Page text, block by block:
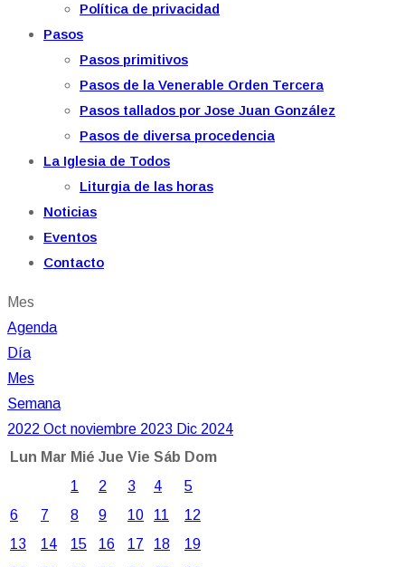
Política de privacidad
Pasos
Pasos primitivos
Pasos de la Venerable Orden Tercera
Pasos tallados por Jose Juan González
Pasos de diversa procedencia
La Iglesia de Todos
Liturgia de las horas
Noticias
Eventos
Contacto
Mes
Agenda
Día
Mes
Semana
2022 Oct noviembre 2023 Dic 2024
Lun Mar Mié Jue Vie Sáb Dom
1
2 3 4
5
6
7 8 9 10 11
12
13
14 15 16 17 18
19